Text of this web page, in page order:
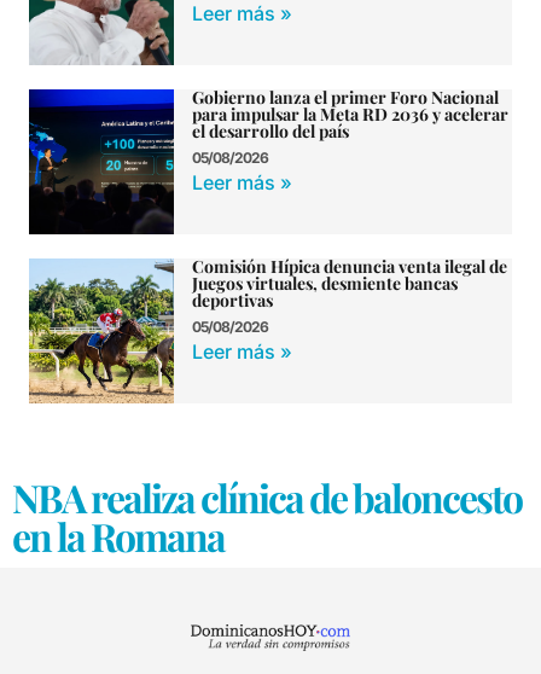
Leer más »
Gobierno lanza el primer Foro Nacional
para impulsar la Meta RD 2036 y acelerar
el desarrollo del país
05/08/2026
Leer más »
Comisión Hípica denuncia venta ilegal de
Juegos virtuales, desmiente bancas
deportivas
05/08/2026
Leer más »
NBA realiza clínica de baloncesto
en la Romana